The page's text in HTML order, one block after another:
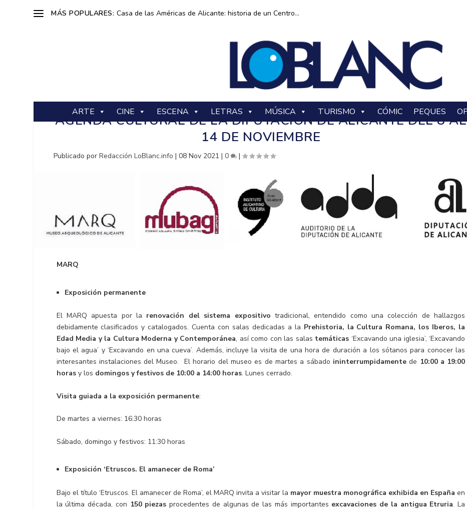
MÁS POPULARES: Casa de las Américas de Alicante: historia de un Centro...
ARTE CINE ESCENA LETRAS MÚSICA TURISMO CÓMIC PEQUES
AGENDA CULTURAL DE LA DIPUTACIÓN DE ALICANTE DEL 8 AL
14 DE NOVIEMBRE
Publicado porRedacción LoBlanc.info |08 Nov 2021 |0 |
MARQ
Exposición permanente
El MARQ apuesta por la renovación del sistema expositivo tradicional, entendido como una colección de hallazgos
debidamente clasificados y catalogados. Cuenta con salas dedicadas a la Prehistoria, la Cultura Romana, los Iberos, la
Edad Media y la Cultura Moderna y Contemporánea, así como con las salas temáticas ‘Excavando una iglesia’, ‘Excavando
bajo el agua’ y ‘Excavando en una cueva’. Además, incluye la visita de una hora de duración a los sótanos para conocer las
interesantes instalaciones del Museo. El horario del museo es de martes a sábado ininterrumpidamentede 10:00 a 19:00
horasy los domingos y festivos de 10:00 a 14:00 horas. Lunes cerrado.
Visita guiada a la exposición permanente:
De martes a viernes: 16:30 horas
Sábado, domingo y festivos: 11:30 horas
Exposición ‘Etruscos. El amanecer de Roma’
Bajo el título ‘Etruscos. El amanecer de Roma’, el MARQ invita a visitar la mayor muestra monográfica exhibida en España en
la última década, con 150 piezas procedentes de algunas de las más importantes excavaciones de la antigua Etruria. La